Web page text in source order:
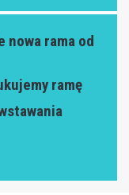
nowa rama od
ramę